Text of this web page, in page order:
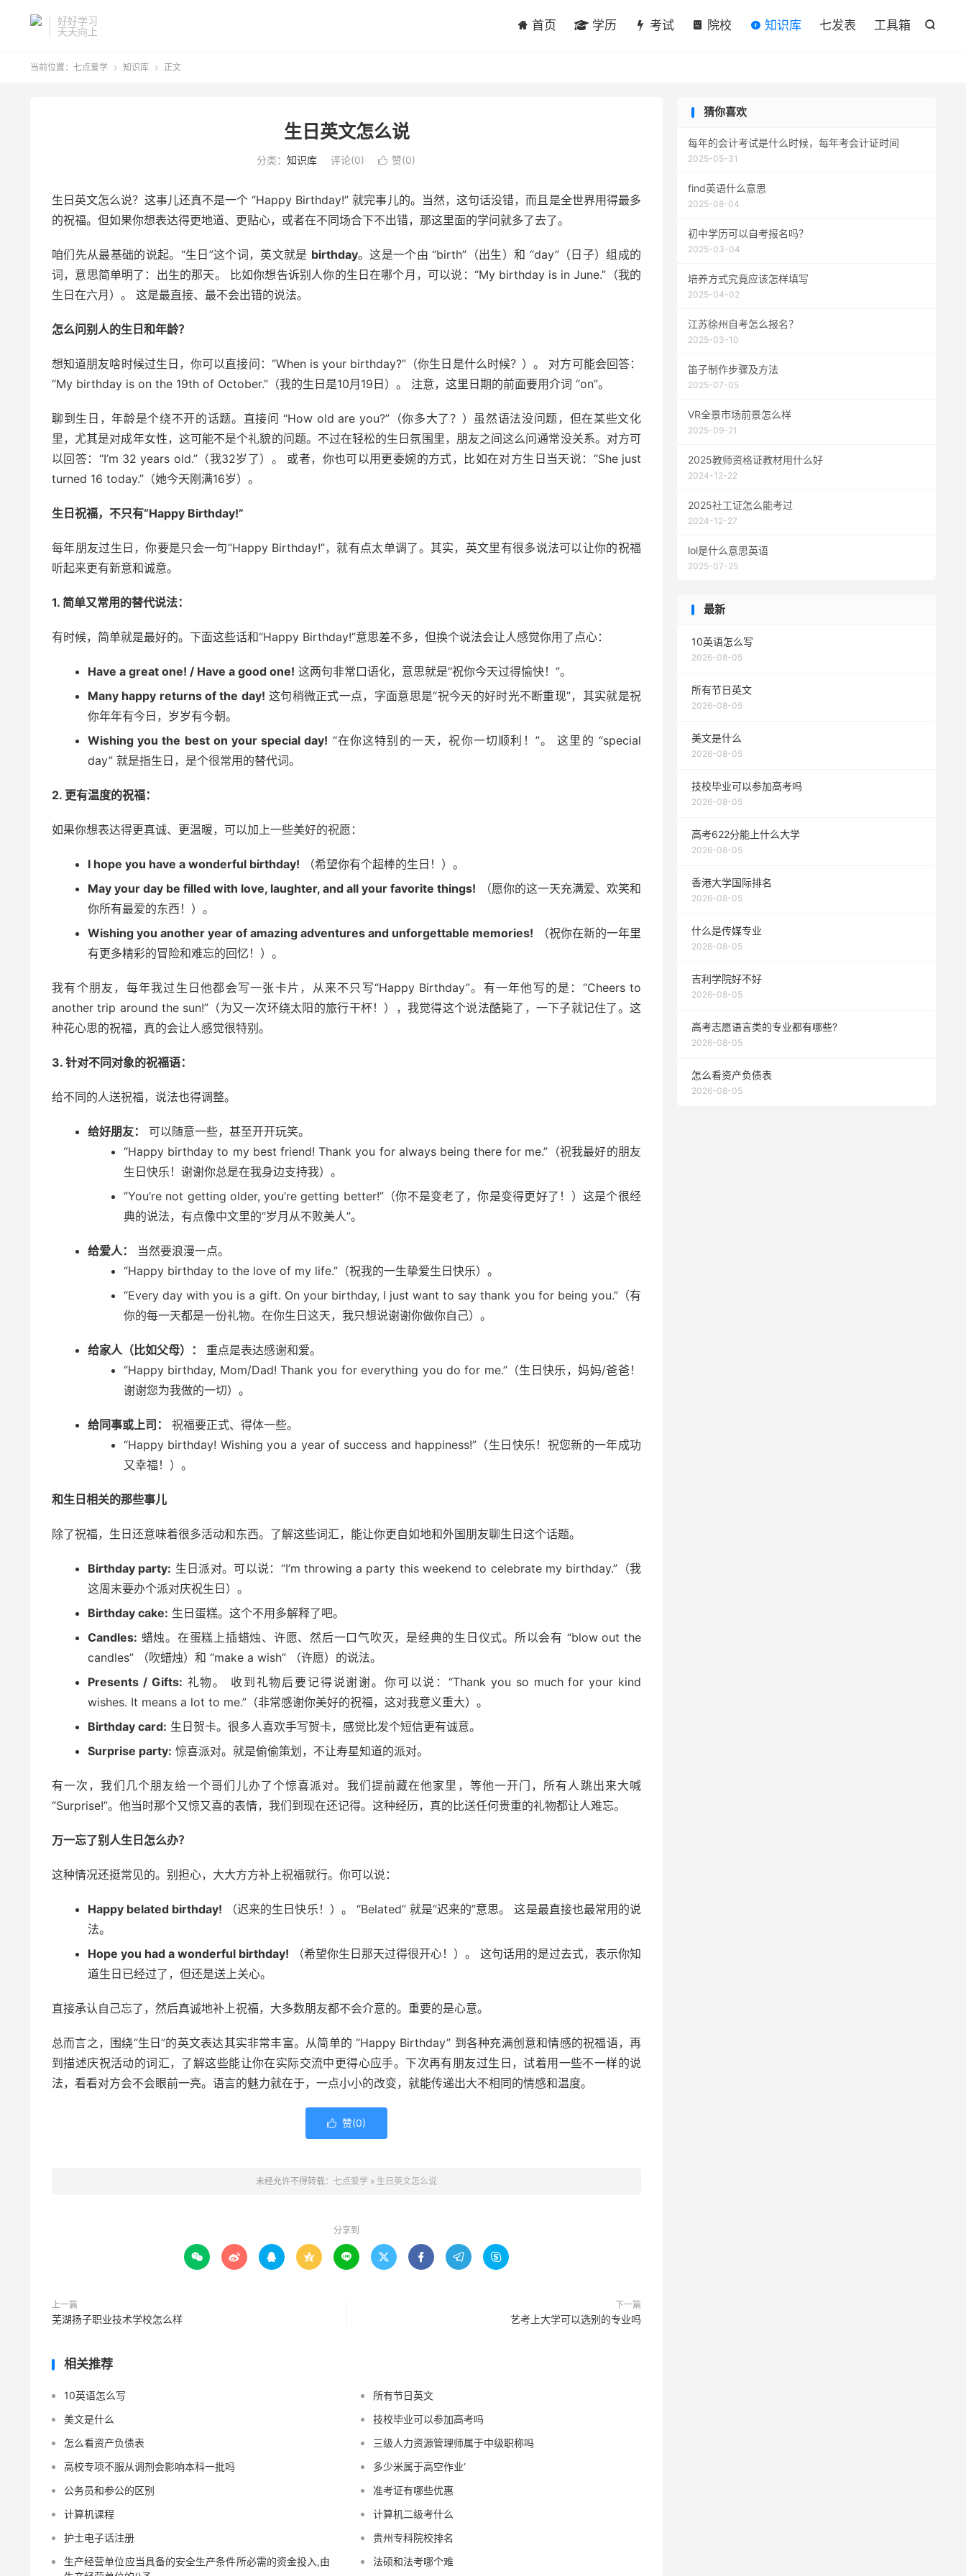
好好学习
天天向上

首页 学历 考试 院校 知识库 七发表 工具箱
当前位置： 七点爱学  知识库  正文
生日英文怎么说
分类： 知识库 评论(0)  赞(0)
生日英文怎么说？这事儿还真不是一个 “Happy Birthday!” 就完事儿的。当然，这句话没错，而且是全世界用得最多
的祝福。但如果你想表达得更地道、更贴心，或者在不同场合下不出错，那这里面的学问就多了去了。
咱们先从最基础的说起。“生日”这个词，英文就是 birthday。这是一个由 “birth”（出生）和 “day”（日子）组成的
词，意思简单明了：出生的那天。 比如你想告诉别人你的生日在哪个月，可以说：“My birthday is in June.”（我的
生日在六月）。 这是最直接、最不会出错的说法。
怎么问别人的生日和年龄？
想知道朋友啥时候过生日，你可以直接问：“When is your birthday?”（你生日是什么时候？）。 对方可能会回答：
“My birthday is on the 19th of October.”（我的生日是10月19日）。 注意，这里日期的前面要用介词 “on”。
聊到生日，年龄是个绕不开的话题。直接问 “How old are you?”（你多大了？）虽然语法没问题，但在某些文化
里，尤其是对成年女性，这可能不是个礼貌的问题。不过在轻松的生日氛围里，朋友之间这么问通常没关系。对方可
以回答：“I’m 32 years old.”（我32岁了）。 或者，你也可以用更委婉的方式，比如在对方生日当天说：“She just
turned 16 today.”（她今天刚满16岁）。
生日祝福，不只有“Happy Birthday!”
每年朋友过生日，你要是只会一句“Happy Birthday!”，就有点太单调了。其实，英文里有很多说法可以让你的祝福
听起来更有新意和诚意。
1. 简单又常用的替代说法：
有时候，简单就是最好的。下面这些话和“Happy Birthday!”意思差不多，但换个说法会让人感觉你用了点心：
Have a great one! / Have a good one! 这两句非常口语化，意思就是“祝你今天过得愉快！”。
Many happy returns of the day! 这句稍微正式一点，字面意思是“祝今天的好时光不断重现”，其实就是祝
你年年有今日，岁岁有今朝。
Wishing you the best on your special day! “在你这特别的一天，祝你一切顺利！”。 这里的 “special
day” 就是指生日，是个很常用的替代词。
2. 更有温度的祝福：
如果你想表达得更真诚、更温暖，可以加上一些美好的祝愿：
I hope you have a wonderful birthday! （希望你有个超棒的生日！）。
May your day be filled with love, laughter, and all your favorite things! （愿你的这一天充满爱、欢笑和
你所有最爱的东西！）。
Wishing you another year of amazing adventures and unforgettable memories! （祝你在新的一年里
有更多精彩的冒险和难忘的回忆！）。
我有个朋友，每年我过生日他都会写一张卡片，从来不只写“Happy Birthday”。有一年他写的是：“Cheers to
another trip around the sun!”（为又一次环绕太阳的旅行干杯！），我觉得这个说法酷毙了，一下子就记住了。这
种花心思的祝福，真的会让人感觉很特别。
3. 针对不同对象的祝福语：
给不同的人送祝福，说法也得调整。
给好朋友：
可以随意一些，甚至开开玩笑。
“Happy birthday to my best friend! Thank you for always being there for me.”（祝我最好的朋友
生日快乐！谢谢你总是在我身边支持我）。
“You’re not getting older, you’re getting better!”（你不是变老了，你是变得更好了！）这是个很经
典的说法，有点像中文里的“岁月从不败美人”。
给爱人：
当然要浪漫一点。
“Happy birthday to the love of my life.”（祝我的一生挚爱生日快乐）。
“Every day with you is a gift. On your birthday, I just want to say thank you for being you.”（有
你的每一天都是一份礼物。在你生日这天，我只想说谢谢你做你自己）。
给家人（比如父母）：
重点是表达感谢和爱。
“Happy birthday, Mom/Dad! Thank you for everything you do for me.”（生日快乐，妈妈/爸爸！
谢谢您为我做的一切）。
给同事或上司：
祝福要正式、得体一些。
“Happy birthday! Wishing you a year of success and happiness!”（生日快乐！祝您新的一年成功
又幸福！）。
和生日相关的那些事儿
除了祝福，生日还意味着很多活动和东西。了解这些词汇，能让你更自如地和外国朋友聊生日这个话题。
Birthday party: 生日派对。可以说：“I’m throwing a party this weekend to celebrate my birthday.”（我
这周末要办个派对庆祝生日）。
Birthday cake: 生日蛋糕。这个不用多解释了吧。
Candles: 蜡烛。在蛋糕上插蜡烛、许愿、然后一口气吹灭，是经典的生日仪式。所以会有 “blow out the
candles” （吹蜡烛）和 “make a wish” （许愿）的说法。
Presents / Gifts: 礼物。 收到礼物后要记得说谢谢。你可以说：“Thank you so much for your kind
wishes. It means a lot to me.”（非常感谢你美好的祝福，这对我意义重大）。
Birthday card: 生日贺卡。很多人喜欢手写贺卡，感觉比发个短信更有诚意。
Surprise party: 惊喜派对。就是偷偷策划，不让寿星知道的派对。
有一次，我们几个朋友给一个哥们儿办了个惊喜派对。我们提前藏在他家里，等他一开门，所有人跳出来大喊
“Surprise!”。他当时那个又惊又喜的表情，我们到现在还记得。这种经历，真的比送任何贵重的礼物都让人难忘。
万一忘了别人生日怎么办？
这种情况还挺常见的。别担心，大大方方补上祝福就行。你可以说：
Happy belated birthday! （迟来的生日快乐！）。 “Belated” 就是“迟来的”意思。 这是最直接也最常用的说
法。
Hope you had a wonderful birthday! （希望你生日那天过得很开心！）。 这句话用的是过去式，表示你知
道生日已经过了，但还是送上关心。
直接承认自己忘了，然后真诚地补上祝福，大多数朋友都不会介意的。重要的是心意。
总而言之，围绕“生日”的英文表达其实非常丰富。从简单的 “Happy Birthday” 到各种充满创意和情感的祝福语，再
到描述庆祝活动的词汇，了解这些能让你在实际交流中更得心应手。下次再有朋友过生日，试着用一些不一样的说
法，看看对方会不会眼前一亮。语言的魅力就在于，一点小小的改变，就能传递出大不相同的情感和温度。
 赞(0)
未经允许不得转载： 七点爱学 » 生日英文怎么说
分享到
        
上一篇
芜湖扬子职业技术学校怎么样
下一篇
艺考上大学可以选别的专业吗
相关推荐
10英语怎么写
所有节日英文
美文是什么
技校毕业可以参加高考吗
怎么看资产负债表
三级人力资源管理师属于中级职称吗
高校专项不服从调剂会影响本科一批吗
多少米属于高空作业‘
公务员和参公的区别
准考证有哪些优惠
计算机课程
计算机二级考什么
护士电子话注册
贵州专科院校排名
生产经营单位应当具备的安全生产条件所必需的资金投入,由
法硕和法考哪个难
猜你喜欢
每年的会计考试是什么时候，每年考会计证时间
2025-05-31
find英语什么意思
2025-08-04
初中学历可以自考报名吗？
2025-03-04
培养方式究竟应该怎样填写
2025-04-02
江苏徐州自考怎么报名？
2025-03-10
笛子制作步骤及方法
2025-07-05
VR全景市场前景怎么样
2025-09-21
2025教师资格证教材用什么好
2024-12-22
2025社工证怎么能考过
2024-12-27
lol是什么意思英语
2025-07-25
最新
10英语怎么写
2026-08-05
所有节日英文
2026-08-05
美文是什么
2026-08-05
技校毕业可以参加高考吗
2026-08-05
高考622分能上什么大学
2026-08-05
香港大学国际排名
2026-08-05
什么是传媒专业
2026-08-05
吉利学院好不好
2026-08-05
高考志愿语言类的专业都有哪些?
2026-08-05
怎么看资产负债表
2026-08-05